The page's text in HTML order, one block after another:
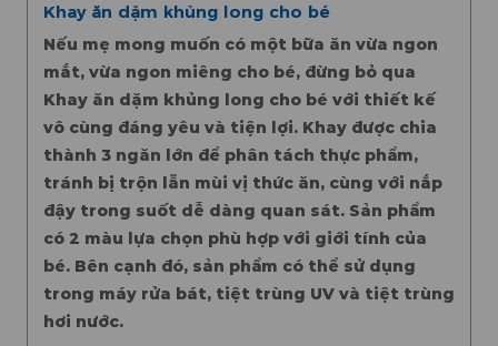
Khay ăn dặm khủng long cho bé
Nếu mẹ mong muốn có một bữa ăn vừa ngon
mắt, vừa ngon miêng cho bé, đừng bỏ qua
Khay ăn dặm khủng long cho bé với thiết kế
vô cùng đáng yêu và tiện lợi. Khay được chia
thành 3 ngăn lớn để phân tách thực phẩm,
tránh bị trộn lẫn mùi vị thức ăn, cùng với nắp
đậy trong suốt dễ dàng quan sát. Sản phẩm
có 2 màu lựa chọn phù hợp với giới tính của
bé. Bên cạnh đó, sản phẩm có thể sử dụng
trong máy rửa bát, tiệt trùng UV và tiệt trùng
hơi nước.